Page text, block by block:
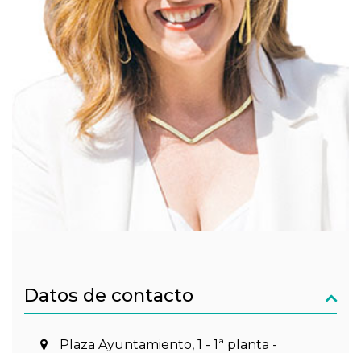
Datos de contacto
Plaza Ayuntamiento, 1 - 1ª planta -